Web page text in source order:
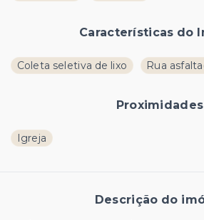
Características do
Coleta seletiva de lixo Rua
Proximidades
Igreja
Descrição do